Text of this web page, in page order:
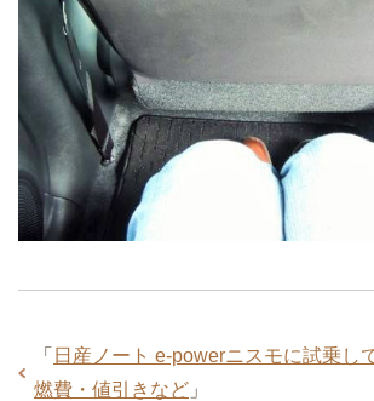
「 日産ノート e-powerニスモに試乗し
燃費・値引きなど 」